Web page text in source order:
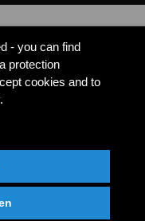
- you can find
protection
cookies and to